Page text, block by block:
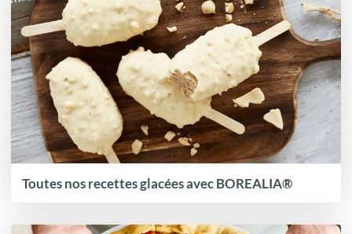
Toutes nos recettes glacées avec BOREALIA®